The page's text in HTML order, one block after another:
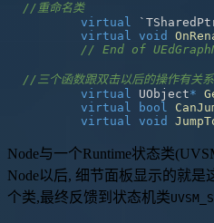
//重命名类
virtual
virtual void
// End of
//三个函数跟双击以后的操作有关
virtual UObject*
virtual
bool
virtual void
Node与一个Runtime状态类
Node以后, 细节面板显示的就
个类,最终反馈到状态机类